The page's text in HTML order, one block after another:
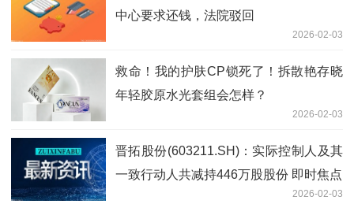
中心要求还钱，法院驳回
2026-02-03
救命！我的护肤CP锁死了！拆散艳存晓
年轻胶原水光套组会怎样？
2026-02-03
晋拓股份(603211.SH)：实际控制人及其
一致行动人共减持446万股股份 即时焦点
2026-02-03